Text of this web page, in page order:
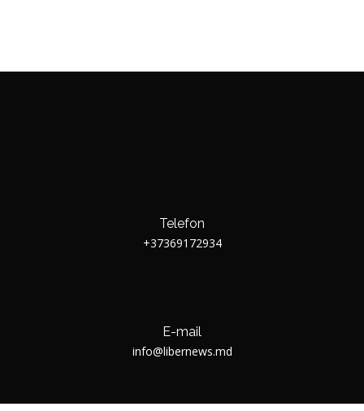
Telefon
+37369172934
E-mail
info@libernews.md